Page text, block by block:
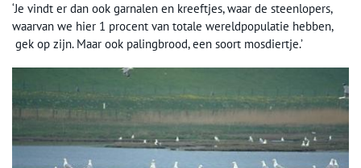
‘Je vindt er dan ook garnalen en kreeftjes, waar de steenlopers,
waarvan we hier 1 procent van totale wereldpopulatie hebben,
gek op zijn. Maar ook palingbrood, een soort mosdiertje.’